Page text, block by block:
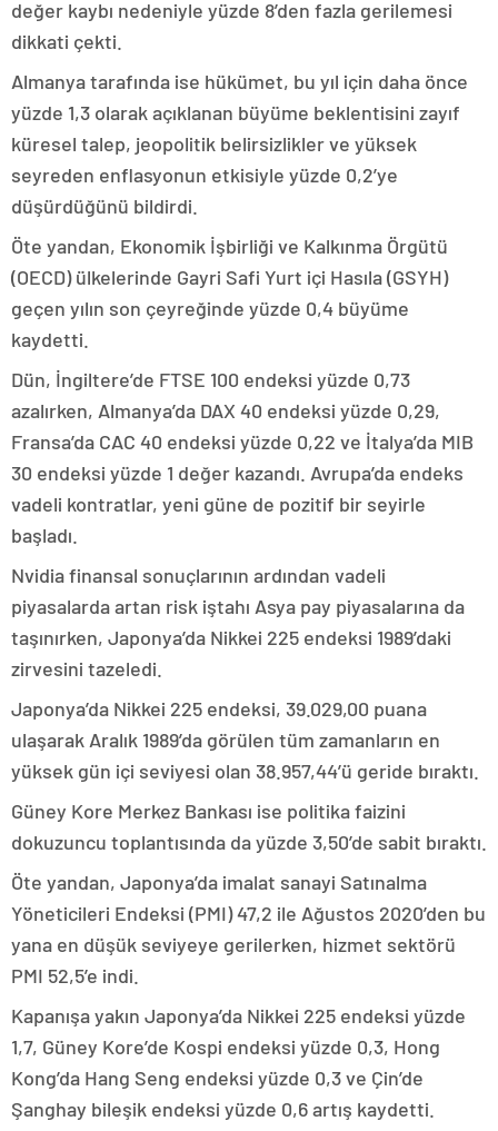
değer kaybı nedeniyle yüzde 8’den fazla gerilemesi
dikkati çekti.
Almanya tarafında ise hükümet, bu yıl için daha önce
yüzde 1,3 olarak açıklanan büyüme beklentisini zayıf
küresel talep, jeopolitik belirsizlikler ve yüksek
seyreden enflasyonun etkisiyle yüzde 0,2’ye
düşürdüğünü bildirdi.
Öte yandan, Ekonomik İşbirliği ve Kalkınma Örgütü
(OECD) ülkelerinde Gayri Safi Yurt içi Hasıla (GSYH)
geçen yılın son çeyreğinde yüzde 0,4 büyüme
kaydetti.
Dün, İngiltere’de FTSE 100 endeksi yüzde 0,73
azalırken, Almanya’da DAX 40 endeksi yüzde 0,29,
Fransa’da CAC 40 endeksi yüzde 0,22 ve İtalya’da MIB
30 endeksi yüzde 1 değer kazandı. Avrupa’da endeks
vadeli kontratlar, yeni güne de pozitif bir seyirle
başladı.
Nvidia finansal sonuçlarının ardından vadeli
piyasalarda artan risk iştahı Asya pay piyasalarına da
taşınırken, Japonya’da Nikkei 225 endeksi 1989’daki
zirvesini tazeledi.
Japonya’da Nikkei 225 endeksi, 39.029,00 puana
ulaşarak Aralık 1989’da görülen tüm zamanların en
yüksek gün içi seviyesi olan 38.957,44’ü geride bıraktı.
Güney Kore Merkez Bankası ise politika faizini
dokuzuncu toplantısında da yüzde 3,50’de sabit bıraktı.
Öte yandan, Japonya’da imalat sanayi Satınalma
Yöneticileri Endeksi (PMI) 47,2 ile Ağustos 2020’den bu
yana en düşük seviyeye gerilerken, hizmet sektörü
PMI 52,5’e indi.
Kapanışa yakın Japonya’da Nikkei 225 endeksi yüzde
1,7, Güney Kore’de Kospi endeksi yüzde 0,3, Hong
Kong’da Hang Seng endeksi yüzde 0,3 ve Çin’de
Şanghay bileşik endeksi yüzde 0,6 artış kaydetti.